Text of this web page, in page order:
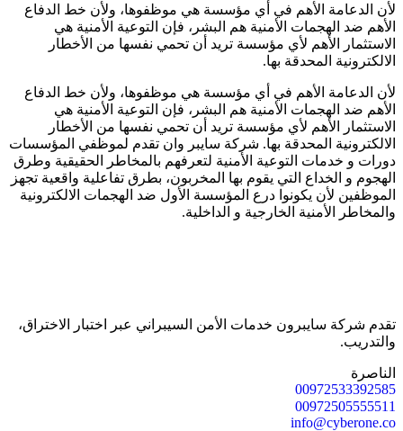
لأن الدعامة الأهم في أي مؤسسة هي موظفوها، ولأن خط الدفاع
الأهم ضد الهجمات الأمنية هم البشر، فإن التوعية الأمنية هي
الاستثمار الأهم لأي مؤسسة تريد أن تحمي نفسها من الأخطار
الالكترونية المحدقة بها.
لأن الدعامة الأهم في أي مؤسسة هي موظفوها، ولأن خط الدفاع
الأهم ضد الهجمات الأمنية هم البشر، فإن التوعية الأمنية هي
الاستثمار الأهم لأي مؤسسة تريد أن تحمي نفسها من الأخطار
الالكترونية المحدقة بها. شركة سايبر وان تقدم لموظفي المؤسسات
دورات و خدمات التوعية الأمنية لتعرفهم بالمخاطر الحقيقية وطرق
الهجوم و الخداع التي يقوم بها المخربون، بطرق تفاعلية واقعية تجهز
الموظفين لأن يكونوا درع المؤسسة الأول ضد الهجمات الالكترونية
والمخاطر الأمنية الخارجية و الداخلية.
تقدم شركة سايبرون خدمات الأمن السيبراني عبر اختبار الاختراق،
والتدريب.
الناصرة
00972533392585
00972505555511
info@cyberone.co